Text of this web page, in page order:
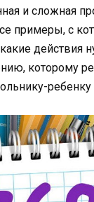
и сложная
примеры, с
действия
которому